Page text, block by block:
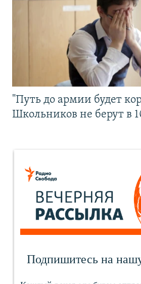
"Путь до армии будет
Школьников не берут в